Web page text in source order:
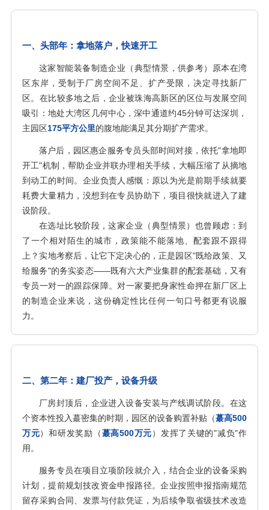
一、头部年：拿地落户，快速开工
这家智能装备制造企业（典型情景，供参考）原本在湾
区东岸，受制于厂房空间不足、扩产受限，决定寻找新厂
区。在比较多地之后，企业被珠海高新区的区位与发展空间
吸引：地处大湾区几何中心，深中通道约45分钟可达深圳，
主园区175平方公里的腹地能满足其分期扩产需求。
落户后，园区惠企服务专员头部时间对接，依托"拿地即
开工"机制，帮助企业并联办理相关手续，大幅压缩了从摘地
到动工的时间。企业负责人感慨：原以为光是前期手续就要
耗费大量精力，没想到在专员协助下，项目很快就进入了建
设阶段。
在选址比较阶段，这家企业（典型情景）也曾顾虑：到
了一个相对陌生的城市，政策能不能落地、配套跟不跟得
上？实地考察后，让它下定决心的，正是园区"既给政策、又
给服务"的务实姿态——既有六大产业集群的配套基础，又有
专员一对一的跟踪保障。对一家要把身家性命押在新厂区上
的制造企业来说，这份确定性比任何一句口号都更有说服
力。
二、第二年：建厂投产，设备升级
厂房封顶后，企业进入设备安装与产线调试阶段。在这
个资本性投入蕞密集的时期，园区的设备购置补贴（蕞高500
万元）和研发奖励（蕞高500万元）发挥了关键的"减负"作
用。
服务专员在项目立项阶段就介入，结合企业的设备采购
计划，提前规划技改资金申报路径。企业按照申报指南规范
留存采购合同、发票与付款凭证，为后续争取省级技术改造